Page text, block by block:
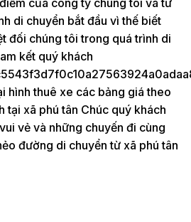
của công ty chúng tôi và tư
di chuyển bắt đầu vì thế biết
đối chúng tôi trong quá trình di
kết quý khách
hình thuê xe các bảng giá theo
tại xã phú tân Chúc quý khách
vẻ và những chuyến đi cùng
đường di chuyển từ xã phú tân